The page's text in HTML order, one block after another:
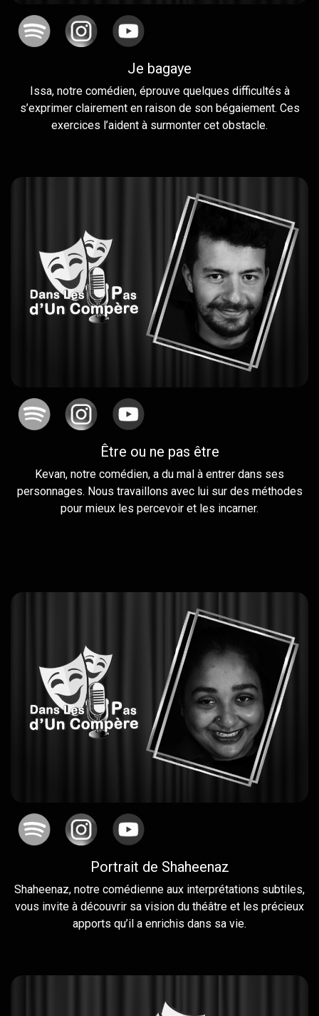
Je bagaye
Issa, notre comédien, éprouve quelques difficultés à
s’exprimer clairement en raison de son bégaiement. Ces
exercices l’aident à surmonter cet obstacle.
Être ou ne pas être
Kevan, notre comédien, a du mal à entrer dans ses
personnages. Nous travaillons avec lui sur des méthodes
pour mieux les percevoir et les incarner.
Portrait de Shaheenaz
Shaheenaz, notre comédienne aux interprétations subtiles,
vous invite à découvrir sa vision du théâtre et les précieux
apports qu’il a enrichis dans sa vie.